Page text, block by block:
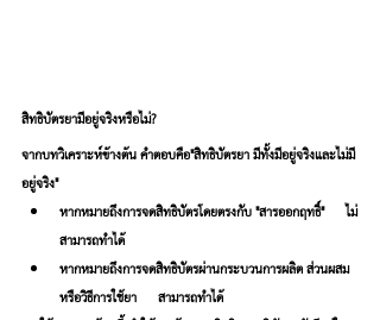
สิทธิบัตรยามีอยู่จริงหรือไม่?
จากบทวิเคราะห์ข้างต้น คำตอบคือ"สิทธิบัตรยา มีทั้งมีอยู่จริงและไม่มี
อยู่จริง"
หากหมายถึงการจดสิทธิบัตรโดยตรงกับ "สารออกฤทธิ์" — ไม่
สามารถทำได้
หากหมายถึงการจดสิทธิบัตรผ่านกระบวนการผลิต ส่วนผสม
หรือวิธีการใช้ยา — สามารถทำได้